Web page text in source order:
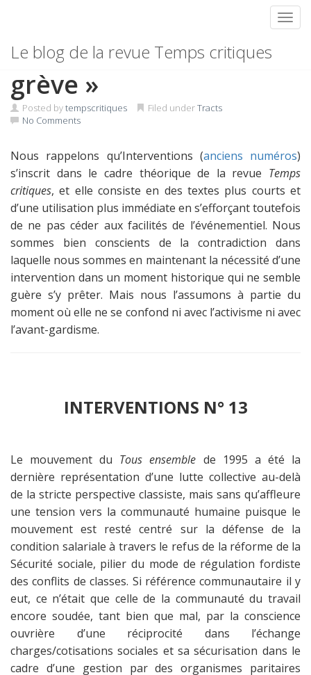
Le blog de la revue Temps critiques
Grève et « besoin de
grève »
Posted bytempscritiques Filed underTracts
No Comments
Nous rappelons qu’Interventions (anciens numéros)
s’inscrit dans le cadre théorique de la revue Temps
critiques, et elle consiste en des textes plus courts et
d’une utilisation plus immédiate en s’efforçant toutefois
de ne pas céder aux facilités de l’événementiel. Nous
sommes bien conscients de la contradiction dans
laquelle nous sommes en maintenant la nécessité d’une
intervention dans un moment historique qui ne semble
guère s’y prêter. Mais nous l’assumons à partie du
moment où elle ne se confond ni avec l’activisme ni avec
l’avant-gardisme.
INTERVENTIONS N° 13
Le mouvement du Tous ensemble de 1995 a été la
dernière représentation d’une lutte collective au-delà
de la stricte perspective classiste, mais sans qu’affleure
une tension vers la communauté humaine puisque le
mouvement est resté centré sur la défense de la
condition salariale à travers le refus de la réforme de la
Sécurité sociale, pilier du mode de régulation fordiste
des conflits de classes. Si référence communautaire il y
eut, ce n’était que celle de la communauté du travail
encore soudée, tant bien que mal, par la conscience
ouvrière d’une réciprocité dans l’échange
charges/cotisations sociales et sa sécurisation dans le
cadre d’une gestion par des organismes paritaires